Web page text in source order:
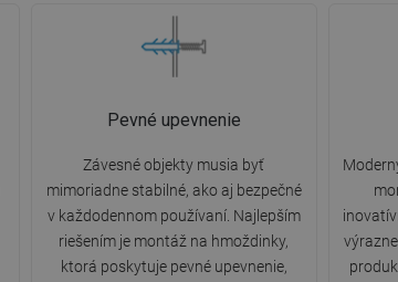
Pevné upevnenie
Závesné objekty musia byť
mimoriadne stabilné, ako aj bezpečné
v každodennom používaní. Najlepším
riešením je montáž na hmoždinky,
ktorá poskytuje pevné upevnenie,